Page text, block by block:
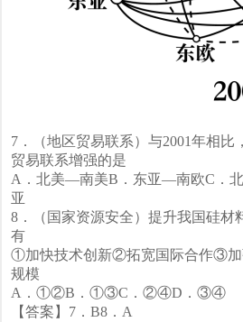
7．（地区贸易联系）与2001年相比
贸易联系增强的是
A．北美—南美B．东亚—南欧C．
亚
8．（国家资源安全）提升我国硅材
有
①加快技术创新②拓宽国际合作③
规模
A．①②B．①③C．②④D．③④
【答案】7．B8．A